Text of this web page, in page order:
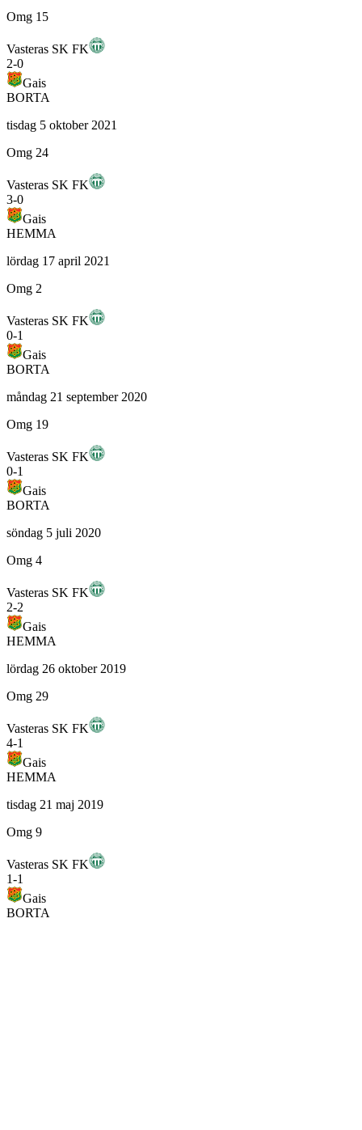
Omg 15
Vasteras SK FK
2-0
Gais
BORTA
tisdag 5 oktober 2021
Omg 24
Vasteras SK FK
3-0
Gais
HEMMA
lördag 17 april 2021
Omg 2
Vasteras SK FK
0-1
Gais
BORTA
måndag 21 september 2020
Omg 19
Vasteras SK FK
0-1
Gais
BORTA
söndag 5 juli 2020
Omg 4
Vasteras SK FK
2-2
Gais
HEMMA
lördag 26 oktober 2019
Omg 29
Vasteras SK FK
4-1
Gais
HEMMA
tisdag 21 maj 2019
Omg 9
Vasteras SK FK
1-1
Gais
BORTA